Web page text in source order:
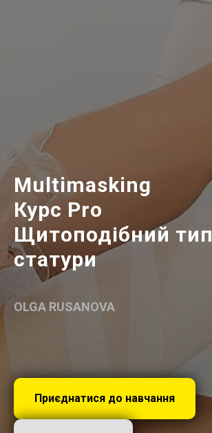
Multimasking
Курс Pro
Щитоподібний тип
статури
OLGA RUSANOVA
Приєднатися до навчання